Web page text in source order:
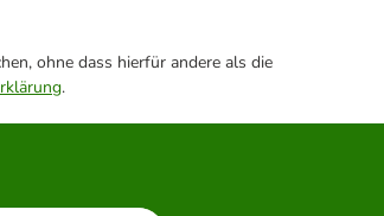
ohne dass hierfür andere als die
.